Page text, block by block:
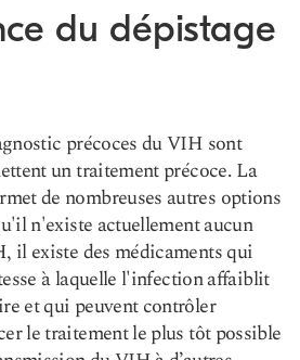
du dépistage
précoces du VIH sont
un traitement précoce. La
de nombreuses autres options
n'existe actuellement aucun
il existe des médicaments qui
à laquelle l'infection affaiblit
et qui peuvent contrôler
le traitement le plus tôt possible